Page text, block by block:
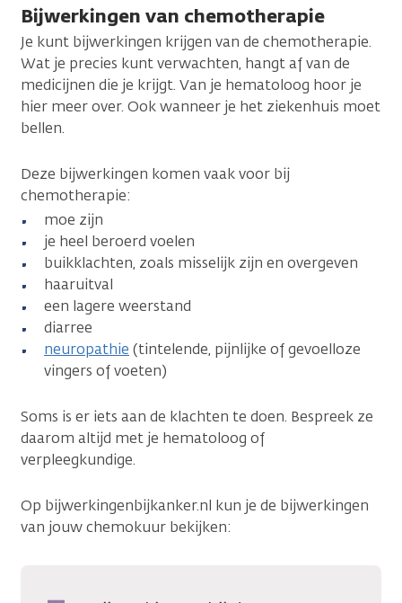
Bijwerkingen van chemotherapie
Je kunt bijwerkingen krijgen van de chemotherapie.
Wat je precies kunt verwachten, hangt af van de
medicijnen die je krijgt. Van je hematoloog hoor je
hier meer over. Ook wanneer je het ziekenhuis moet
bellen.
Deze bijwerkingen komen vaak voor bij
chemotherapie:
moe zijn
je heel beroerd voelen
buikklachten, zoals misselijk zijn en overgeven
haaruitval
een lagere weerstand
diarree
neuropathie (tintelende, pijnlijke of gevoelloze
vingers of voeten)
Soms is er iets aan de klachten te doen. Bespreek ze
daarom altijd met je hematoloog of
verpleegkundige.
Op bijwerkingenbijkanker.nl kun je de bijwerkingen
van jouw chemokuur bekijken: